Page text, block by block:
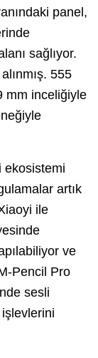
panel,
sağlıyor.
555
mm inceliğiyle
ekosistemi
artık
ile
ve
Pencil Pro
sesli
işlevlerini